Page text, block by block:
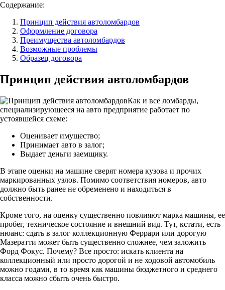
Содержание:
Принцип действия автоломбардов
Оформление договора
Преимущества автоломбардов
Возможные проблемы
Образец договора
Принцип действия автоломбардов
Как и все ломбарды,
специализирующееся на авто предприятие работает по
устоявшейся схеме:
Оценивает имущество;
Принимает авто в залог;
Выдает деньги заемщику.
В этапе оценки на машине сверят номера кузова и прочих
маркированных узлов. Помимо соответствия номеров, авто
должно быть ранее не обременено и находиться в
собственности.
Кроме того, на оценку существенно повлияют марка машины, ее
пробег, техническое состояние и внешний вид. Тут, кстати, есть
нюанс: сдать в залог коллекционную Феррари или дорогую
Мазератти может быть существенно сложнее, чем заложить
Форд Фокус. Почему? Все просто: искать клиента на
коллекционный или просто дорогой и не ходовой автомобиль
можно годами, в то время как машины бюджетного и среднего
класса можно сбыть очень быстро.